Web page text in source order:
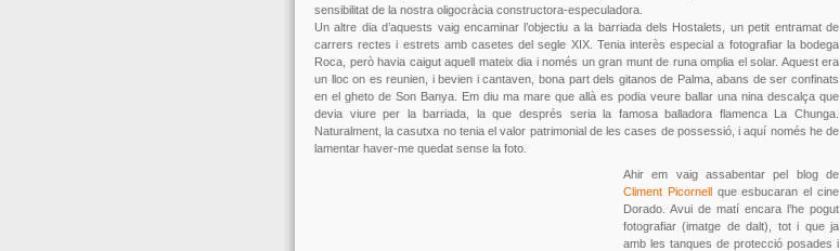
sensibilitat de la nostra oligocràcia constructora-especuladora.
Un altre dia d’aquests vaig encaminar l’objectiu a la barriada dels Hostalets, un petit entramat de
carrers rectes i estrets amb casetes del segle XIX. Tenia interès especial a fotografiar la bodega
Roca, però havia caigut aquell mateix dia i només un gran munt de runa omplia el solar. Aquest era
un lloc on es reunien, i bevien i cantaven, bona part dels gitanos de Palma, abans de ser confinats
en el gheto de Son Banya. Em diu ma mare que allà es podia veure ballar una nina descalça que
devia viure per la barriada, la que després seria la famosa balladora flamenca La Chunga.
Naturalment, la casutxa no tenia el valor patrimonial de les cases de possessió, i aquí només he de
lamentar haver-me quedat sense la foto.
Ahir em vaig assabentar pel blog de
Climent Picornellque esbucaran el cine
Dorado. Avui de matí encara l’he pogut
fotografiar (imatge de dalt), tot i que ja
amb les tanques de protecció posades i